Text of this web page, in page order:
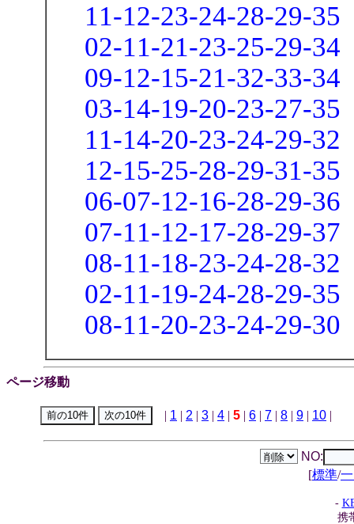
11-12-23-24-28-29-35
02-11-21-23-25-29-34
09-12-15-21-32-33-34
03-14-19-20-23-27-35
11-14-20-23-24-29-32
12-15-25-28-29-31-35
06-07-12-16-28-29-36
07-11-12-17-28-29-37
08-11-18-23-24-28-32
02-11-19-24-28-29-35
08-11-20-23-24-29-30
ページ移動
| 1 | 2 | 3 | 4 | 5 | 6 | 7 | 8 | 9 | 10 |
NO:
[標準/
-
携